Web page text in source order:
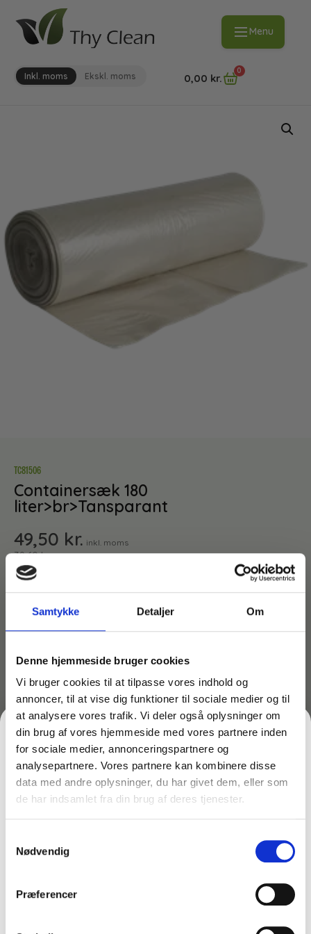
Samtykke Detaljer Om
Denne hjemmeside bruger cookies
Vi bruger cookies til at tilpasse vores indhold og
annoncer, til at vise dig funktioner til sociale medier og til
at analysere vores trafik. Vi deler også oplysninger om
din brug af vores hjemmeside med vores partnere inden
for sociale medier, annonceringspartnere og
analysepartnere. Vores partnere kan kombinere disse
data med andre oplysninger, du har givet dem, eller som
de har indsamlet fra din brug af deres tjenester.
Nødvendig
Præferencer
Menu
Inkl. moms Ekskl. moms 0,00 kr.
0
TC81506
Containersæk 180
liter>br>Tansparant
49,50 kr. inkl. moms
39,60kr. ekskl. moms
TILFØJ TIL KURV
Lagervare til omgående levering
Materiale: LDPE
Mål: 60 x 140 cm (fals 25 cm)
Hel kasse: 10 ruller
FÅ 10% PÅ DIN FØRSTE ORDRE